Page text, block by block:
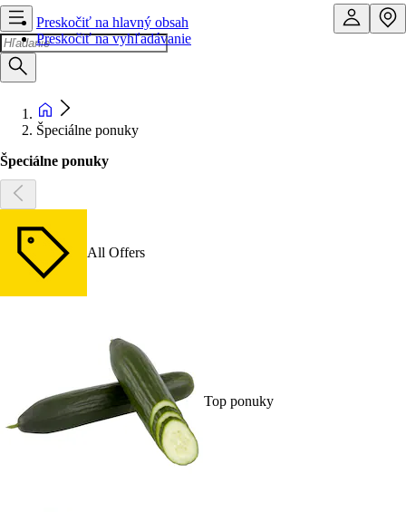
Preskočiť na hlavný obsah
Preskočiť na vyhľadávanie
Špeciálne ponuky
Špeciálne ponuky
All Offers
Top ponuky